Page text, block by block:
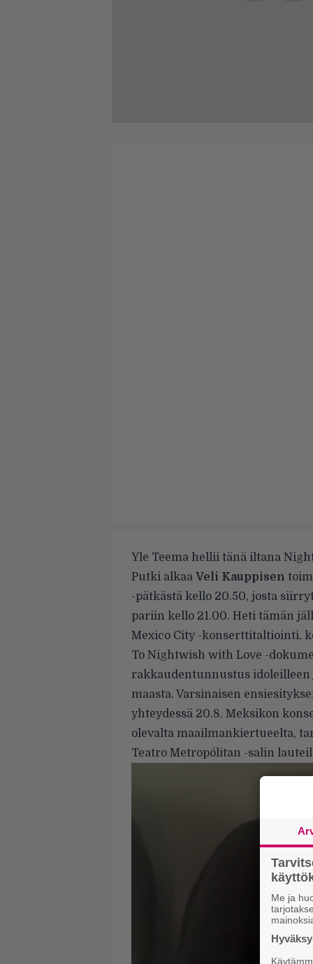
Yle Teema hellii tänä iltana
Putki alkaa Veli Kauppisen
-pätkästä kello 20.50, josta
pariin kello 21.00. Heti tämän
Mexico City -konserttitaltiointi,
To Nightwish with Love -
rakkaudentunnustus idoleilleen
maasta. Varsinaisen
yhteydessä 20.8. Meksikon
olevalta maailmankiertueelta,
Teatro Metropólitan -salin
Me ja